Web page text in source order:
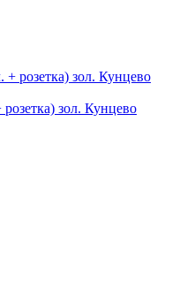
зол. Кунцево